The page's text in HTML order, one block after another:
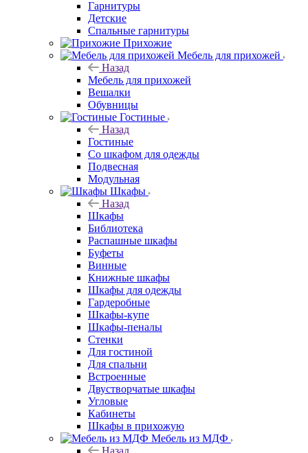
Гарнитуры
Детские
Спальные гарнитуры
Прихожие
Мебель для прихожей
Назад
Мебель для прихожей
Вешалки
Обувницы
Гостиные
Назад
Гостиные
Со шкафом для одежды
Подвесная
Модульная
Шкафы
Назад
Шкафы
Библиотека
Распашные шкафы
Буфеты
Винные
Книжные шкафы
Шкафы для одежды
Гардеробные
Шкафы-купе
Шкафы-пеналы
Стенки
Для гостиной
Для спальни
Встроенные
Двустворчатые шкафы
Угловые
Кабинеты
Шкафы в прихожую
Мебель из МДФ
Назад